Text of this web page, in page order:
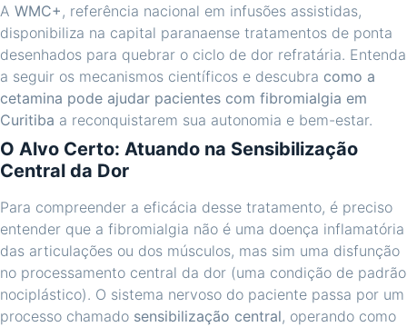
A WMC+ , referência nacional em infusões assistidas,
disponibiliza na capital paranaense tratamentos de ponta
desenhados para quebrar o ciclo de dor refratária. Entenda
a seguir os mecanismos científicos e descubra como a
cetamina pode ajudar pacientes com fibromialgia em
Curitiba a reconquistarem sua autonomia e bem-estar.
O Alvo Certo: Atuando na Sensibilização
Central da Dor
Para compreender a eficácia desse tratamento, é preciso
entender que a fibromialgia não é uma doença inflamatória
das articulações ou dos músculos, mas sim uma disfunção
no processamento central da dor (uma condição de padrão
nociplástico). O sistema nervoso do paciente passa por um
processo chamado sensibilização central, operando como